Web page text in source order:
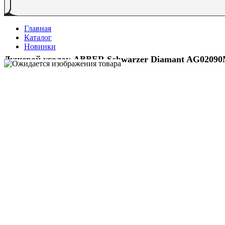
Главная
Каталог
Новинки
Душевой уголок ABBER Schwarzer Diamant